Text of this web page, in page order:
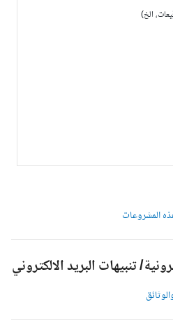
الخ)
المشروعات
تنبيهات البريد الالكتروني